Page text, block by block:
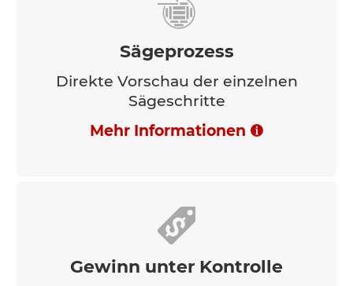
Sägeprozess
Direkte Vorschau der einzelnen
Sägeschritte
Mehr Informationen
Gewinn unter Kontrolle